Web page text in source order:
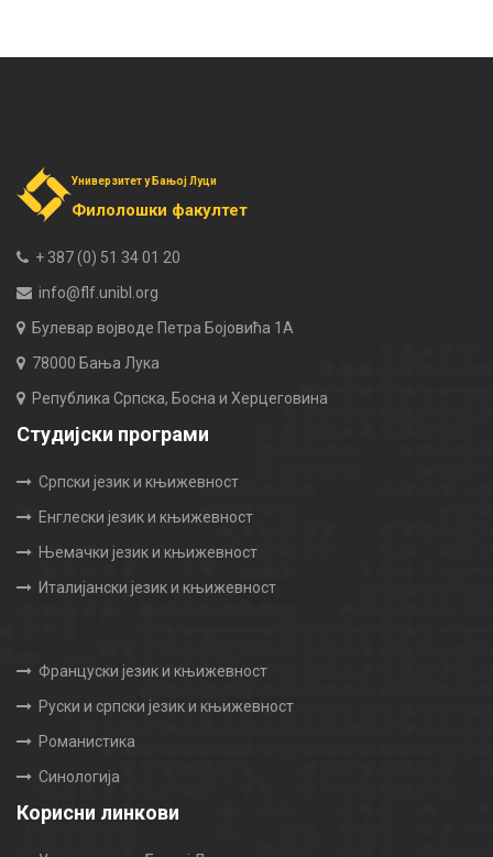
Универзитет у Бањој Луци
Филолошки факултет
+ 387 (0) 51 34 01 20
info@flf.unibl.org
Булевар војводе Петра Бојовића 1А
78000 Бања Лука
Република Српска, Босна и Херцеговина
Студијски програми
Српски језик и књижевност
Енглески језик и књижевност
Њемачки језик и књижевност
Италијански језик и књижевност
Француски језик и књижевност
Руски и српски језик и књижевност
Романистика
Синологија
Корисни линкови